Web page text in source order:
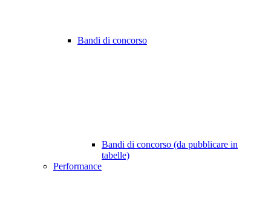
Bandi di concorso
Bandi di concorso (da pubblicare in
tabelle)
Performance